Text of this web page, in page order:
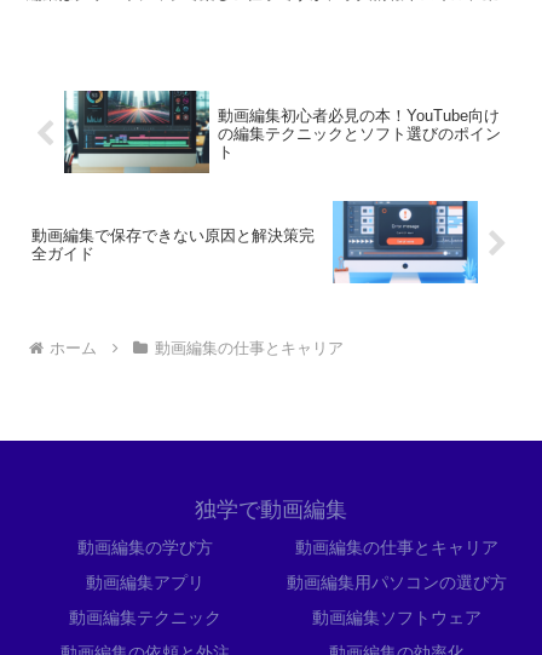
動画編集初心者必見の本！YouTube向け
の編集テクニックとソフト選びのポイン
ト
動画編集で保存できない原因と解決策完
全ガイド
ホーム 動画編集の仕事とキャリア
独学で動画編集
動画編集の学び方
動画編集の仕事とキャリア
動画編集アプリ
動画編集用パソコンの選び方
動画編集テクニック
動画編集ソフトウェア